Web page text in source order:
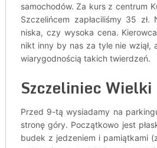
samochodów. Za kurs z centrum
Szczelińcem zapłaciliśmy 35
niska, czy wysoka cena.
nikt inny by nas za tyle nie wziął,
wiarygodnością takich twierdzeń.
Szczeliniec Wielki
Przed 9-tą wysiadamy na
stronę góry. Początkowo jest
budek z jedzeniem i pamiątkami